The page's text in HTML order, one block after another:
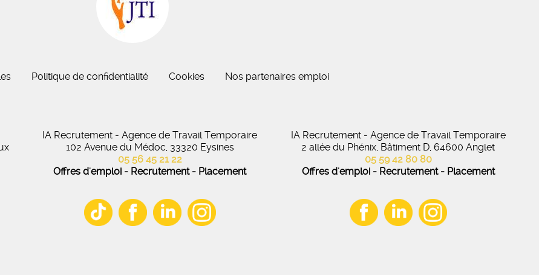
Politique de confidentialité Cookies Nos partenaires emploi
IA Recrutement - Agence de Travail Temporaire
102 Avenue du Médoc, 33320 Eysines
05 56 45 21 22
Offres d'emploi - Recrutement - Placement
IA Recrutement - Agence de Travail Temporaire
2 allée du Phénix, Bâtiment D, 64600 Anglet
05 59 42 80 80
Offres d'emploi - Recrutement - Placement